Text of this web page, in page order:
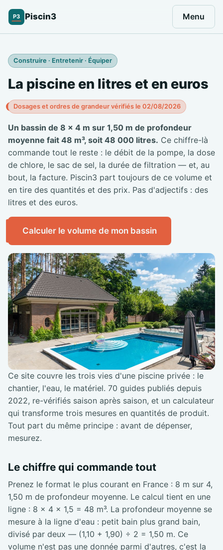
P3 Piscin3 Menu
Construire · Entretenir · Équiper
La piscine en litres et en euros
Dosages et ordres de grandeur vérifiés le 02/08/2026
Un bassin de 8 × 4 m sur 1,50 m de profondeur
moyenne fait 48 m³, soit 48 000 litres. Ce chiffre-là
commande tout le reste : le débit de la pompe, la dose
de chlore, le sac de sel, la durée de filtration — et, au
bout, la facture. Piscin3 part toujours de ce volume et
en tire des quantités et des prix. Pas d'adjectifs : des
litres et des euros.
Calculer le volume de mon bassin
Ce site couvre les trois vies d'une piscine privée : le
chantier, l'eau, le matériel. 70 guides publiés depuis
2022, re-vérifiés saison après saison, et un calculateur
qui transforme trois mesures en quantités de produit.
Tout part du même principe : avant de dépenser,
mesurez.
Le chiffre qui commande tout
Prenez le format le plus courant en France : 8 m sur 4,
1,50 m de profondeur moyenne. Le calcul tient en une
ligne : 8 × 4 × 1,5 = 48 m³. La profondeur moyenne se
mesure à la ligne d'eau : petit bain plus grand bain,
divisé par deux — (1,10 + 1,90) ÷ 2 = 1,50 m. Ce
volume n'est pas une donnée parmi d'autres, c'est la